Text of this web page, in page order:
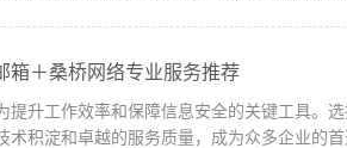
箱＋桑桥网络专业服务推荐
提升工作效率和保障信息安全的关键工具。
术积淀和卓越的服务质量，成为众多企业的